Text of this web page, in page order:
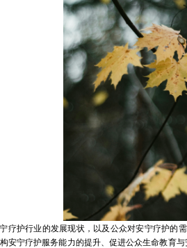
护行业的发展现状，以及公众对安宁疗护的需
安宁疗护服务能力的提升、促进公众生命教育